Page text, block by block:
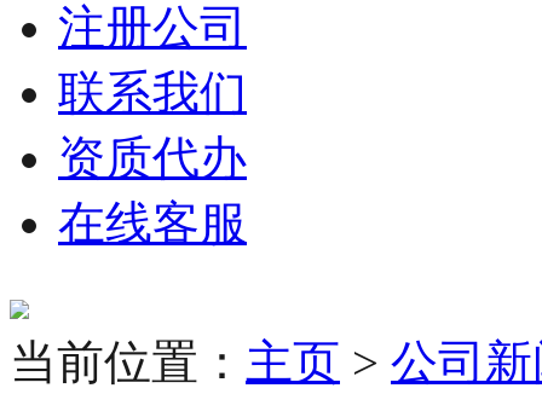
注册公司
联系我们
资质代办
在线客服
当前位置： 主页 > 公司